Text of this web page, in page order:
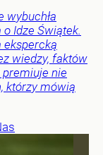
wybuchła
o Idze Świątek.
ekspercką
wiedzy, faktów
nie
którzy mówią